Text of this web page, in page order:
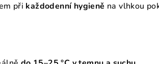
při každodenní hygieně na vlhkou